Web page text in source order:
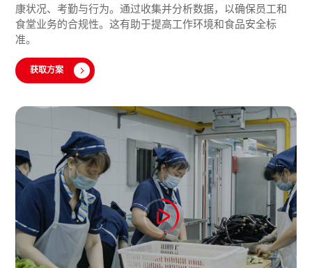
康状况、考勤与行为。通过收集并分析数据，以确保员工和
食堂业务的合规性。这有助于提高工作环境和食品安全标
准。
获取方案